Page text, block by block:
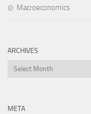
Macroeconomics
ARCHIVES
Archives
META